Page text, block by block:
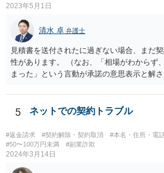
2023年5月1日
清水 卓 弁護士
見積書を送付されたに過ぎない場合、まだ
性があります。 （なお、「相場がわからず
まった」という言動が承諾の意思表示と解
る余地があるかもしれません）。 いずれ
等に不安を感じるのであれば、相手方との
て、見積書等の相手方の表示（名称、代表
に、法務局で商業•法人登記の登記事項証明
も考えられます（相手の会社が実在する会社
る相手が代表権限を有しているのか等につ
録内容を確かめることができます）。 【参
5 ネットでの契約トラブル
#返金請求 #契約解除・契約取消
#本名・住所・電
#50〜100万円未満
#副業詐欺
2024年3月14日